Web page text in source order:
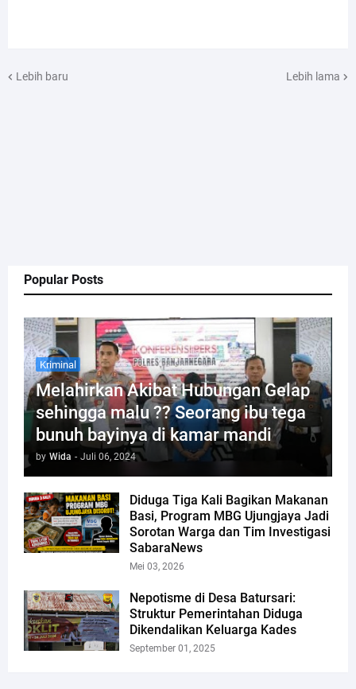
Popular Posts
Kriminal
Melahirkan Akibat Hubungan Gelap
sehingga malu ?? Seorang ibu tega
bunuh bayinya di kamar mandi
by Wida - Juli 06, 2024
Diduga Tiga Kali Bagikan Makanan
Basi, Program MBG Ujungjaya Jadi
Sorotan Warga dan Tim Investigasi
SabaraNews
Mei 03, 2026
Nepotisme di Desa Batursari:
Struktur Pemerintahan Diduga
Dikendalikan Keluarga Kades
September 01, 2025
Lebih baru Lebih lama